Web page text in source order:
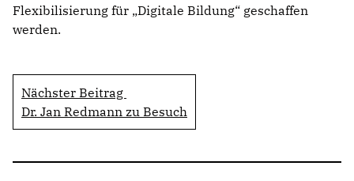
Flexibilisierung für „Digitale Bildung“ geschaffen
werden.
Nächster Beitrag
Dr. Jan Redmann zu Besuch